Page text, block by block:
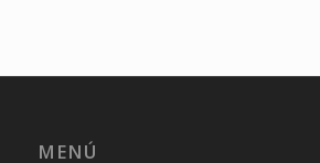
MENÚ